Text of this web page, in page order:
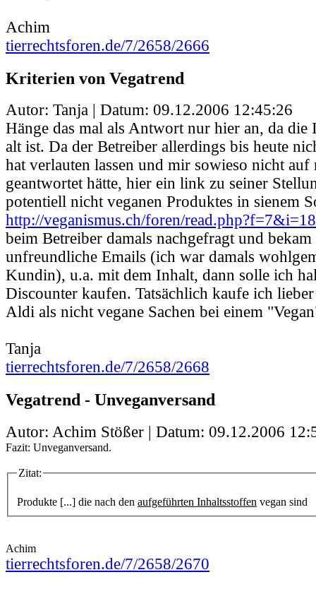
Achim
tierrechtsforen.de/7/2658/2666
Kriterien von Vegatrend
Autor: Tanja | Datum: 09.12.2006 12:45:26
Hänge das mal als Antwort nur hier an, da die
alt ist. Da der Betreiber allerdings bis heute
hat verlauten lassen und mir sowieso nicht auf
geantwortet hätte, hier ein link zu seiner
potentiell nicht veganen Produktes in sienem
http://veganismus.ch/foren/
beim Betreiber damals nachgefragt und bekam
unfreundliche Emails (ich war damals
Kundin), u.a. mit dem Inhalt, dann solle ich
Discounter kaufen. Tatsächlich kaufe ich
Aldi als nicht vegane Sachen bei einem
Tanja
tierrechtsforen.de/7/2658/2668
Vegatrend - Unveganversand
Autor: Achim Stößer | Datum: 09.12.2006
Fazit: Unveganversand.
Zitat:
Produkte [...] die nach den aufgeführten Inhaltsstoffen vegan sind
Achim
tierrechtsforen.de/7/2658/2670